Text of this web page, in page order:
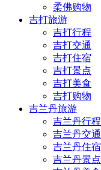
柔佛购物
吉打旅游
吉打行程
吉打交通
吉打住宿
吉打景点
吉打美食
吉打购物
吉兰丹旅游
吉兰丹行程
吉兰丹交通
吉兰丹住宿
吉兰丹景点